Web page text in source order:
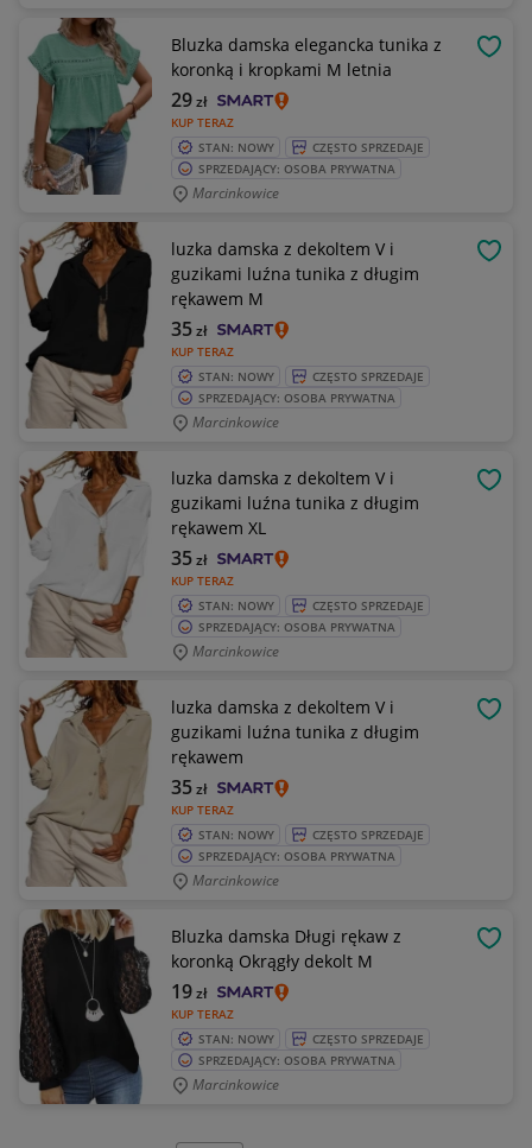
Bluzka damska elegancka tunika z
koronką i kropkami M letnia
KUP TERAZ
29zł
STAN: NOWY
CZĘSTO SPRZEDAJE
SPRZEDAJĄCY: OSOBA PRYWATNA
Marcinkowice
luzka damska z dekoltem V i
guzikami luźna tunika z długim
rękawem M
KUP TERAZ
35zł
STAN: NOWY
CZĘSTO SPRZEDAJE
SPRZEDAJĄCY: OSOBA PRYWATNA
Marcinkowice
luzka damska z dekoltem V i
guzikami luźna tunika z długim
rękawem XL
KUP TERAZ
35zł
STAN: NOWY
CZĘSTO SPRZEDAJE
SPRZEDAJĄCY: OSOBA PRYWATNA
Marcinkowice
luzka damska z dekoltem V i
guzikami luźna tunika z długim
rękawem
KUP TERAZ
35zł
STAN: NOWY
CZĘSTO SPRZEDAJE
SPRZEDAJĄCY: OSOBA PRYWATNA
Marcinkowice
Bluzka damska Długi rękaw z
koronką Okrągły dekolt M
KUP TERAZ
19zł
STAN: NOWY
CZĘSTO SPRZEDAJE
SPRZEDAJĄCY: OSOBA PRYWATNA
Marcinkowice